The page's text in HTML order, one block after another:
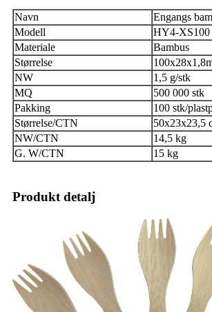
Navn
Engangs
Modell
HY4-XS100
Materiale
Bambus
Størrelse
NW
1,5 g/stk
MQ
500 000 stk
Pakking
100 stk/
Størrelse/CTN
50x23x23,5
NW/CTN
14,5 kg
G. W/CTN
15 kg
Produkt detalj